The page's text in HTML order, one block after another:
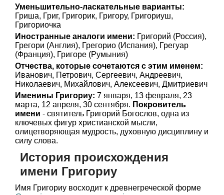
Уменьшительно-ласкательные варианты:
Гриша, Григ, Григорик, Григору, Григориуш,
Григориочка
Иностранные аналоги имени: Григорий (Россия),
Грегори (Англия), Грегорио (Испания), Грегуар
(Франция), Григоре (Румыния)
Отчества, которые сочетаются с этим именем:
Иванович, Петрович, Сергеевич, Андреевич,
Николаевич, Михайлович, Алексеевич, Дмитриевич
Именины Григориу: 7 января, 13 февраля, 23
марта, 12 апреля, 30 сентября. Покровитель
имени - святитель Григорий Богослов, одна из
ключевых фигур христианской мысли,
олицетворяющая мудрость, духовную дисциплину и
силу слова.
История происхождения
имени Григориу
Имя Григориу восходит к древнегреческой форме